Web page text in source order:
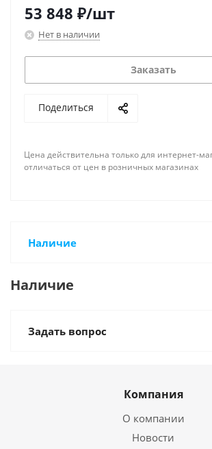
53 848 ₽/шт
Нет в наличии
Заказать
Поделиться
Цена действительна только для интернет-
отличаться от цен в розничных магазинах
Наличие
Наличие
Задать вопрос
Компания
О компании
Новости